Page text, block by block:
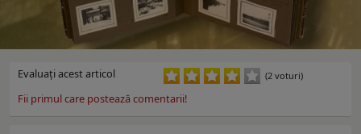
Evaluaţi acest articol (2 voturi)
Fii primul care postează comentarii!